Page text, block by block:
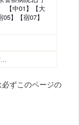
【中01】【大
】【宿07】
ずこのページの